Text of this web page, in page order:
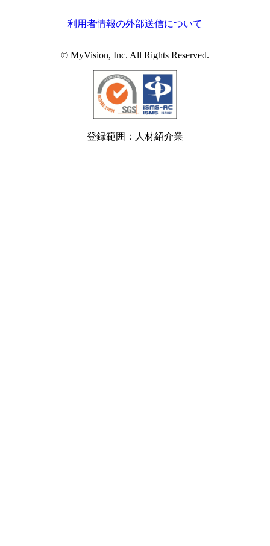
利用者情報の外部送信について
© MyVision, Inc. All Rights Reserved.
登録範囲：人材紹介業